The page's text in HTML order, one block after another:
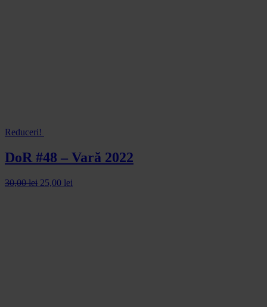
Reduceri!
DoR #48 – Vară 2022
30,00lei 25,00 lei